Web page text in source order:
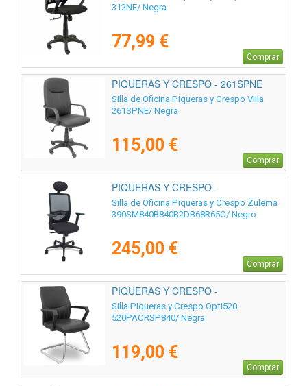
312NE/ Negra
77,99 €
Comprar
PIQUERAS Y CRESPO - 261SPNE
Silla de Oficina Piqueras y Crespo Villa
261SPNE/ Negra
115,00 €
Comprar
PIQUERAS Y CRESPO -
390SM840B840B2DB68R65C
Silla de Oficina Piqueras y Crespo Zulema
390SM840B840B2DB68R65C/ Negro
245,00 €
Comprar
PIQUERAS Y CRESPO -
520PACRSP840
Silla Piqueras y Crespo Opti520
520PACRSP840/ Negra
119,00 €
Comprar